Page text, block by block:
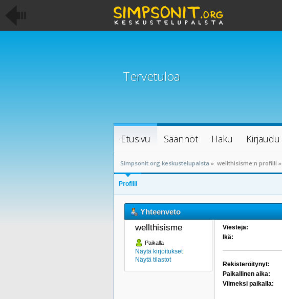
Tervetuloa
Etusivu Säännöt Haku Kirjaudu
Simpsonit.org keskustelupalsta » wellthisisme:n profiili »
Profiili
Yhteenveto
wellthisisme
Paikalla
Näytä kirjoitukset
Näytä tilastot
Viestejä:
Ikä:
Rekisteröitynyt:
Paikallinen aika:
Viimeksi paikalla: